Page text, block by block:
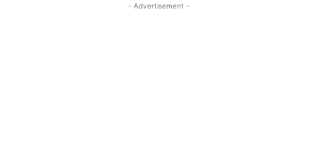
- Advertisement -